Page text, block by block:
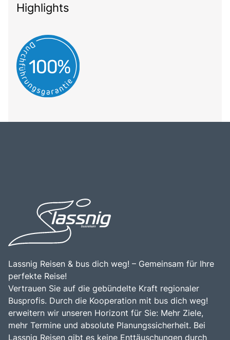
Highlights
Lassnig Reisen & bus dich weg! – Gemeinsam für Ihre
perfekte Reise!
Vertrauen Sie auf die gebündelte Kraft regionaler
Busprofis. Durch die Kooperation mit bus dich weg!
erweitern wir unseren Horizont für Sie: Mehr Ziele,
mehr Termine und absolute Planungssicherheit. Bei
Lassnig Reisen gibt es keine Enttäuschungen durch